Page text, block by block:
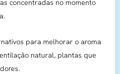
concentradas no momento
para melhorar o aroma
natural, plantas que